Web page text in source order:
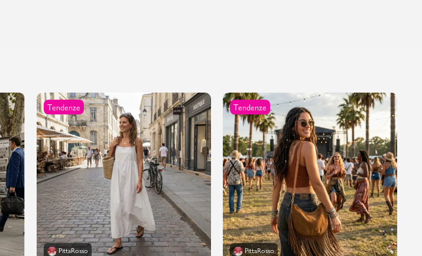
Tendenze
PittaRosso
Tendenze
PittaRosso